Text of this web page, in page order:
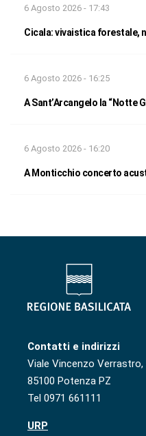
6 Agosto 2026 - 17:43
Cicala: vivaistica forestale,
6 Agosto 2026 - 16:25
A Sant’Arcangelo la “Notte
6 Agosto 2026 - 16:20
A Monticchio concerto
Contatti e indirizzi
Viale Vincenzo Verrastro,
85100 Potenza PZ
Tel 0971 661111
URP